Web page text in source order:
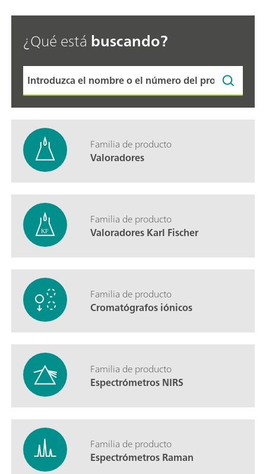
¿Qué está buscando?
Familia de producto
Valoradores
Familia de producto
Valoradores Karl Fischer
Familia de producto
Cromatógrafos iónicos
Familia de producto
Espectrómetros NIRS
Familia de producto
Espectrómetros Raman